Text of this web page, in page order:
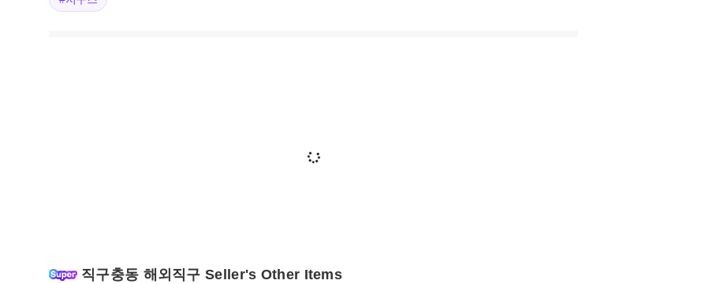
직구충동 해외직구 Seller's Other Items